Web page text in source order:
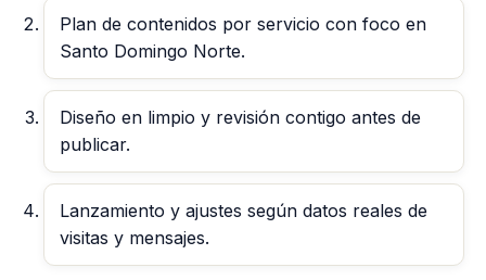
Plan de contenidos por servicio con foco en
Santo Domingo Norte.
Diseño en limpio y revisión contigo antes de
publicar.
Lanzamiento y ajustes según datos reales de
visitas y mensajes.